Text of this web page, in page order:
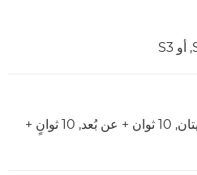
فردي, مستمر, مؤقت ذاتي (ثانيتان, 10 ثوان + عن بُعد, 10 ثوانٍ +